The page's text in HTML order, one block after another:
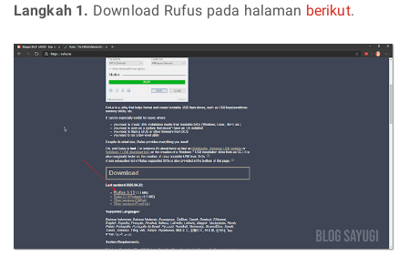
Langkah 1. Download Rufus pada halaman berikut.